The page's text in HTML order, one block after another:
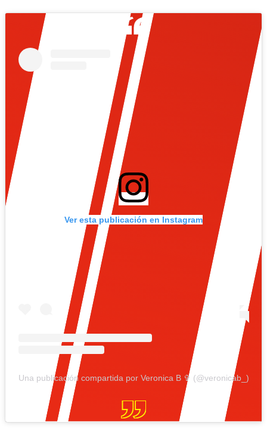
Ver esta publicación en Instagram
Una publicación compartida por Veronica B ✞︎ (@veronicab_)